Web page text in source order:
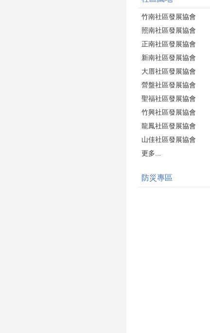
竹南社區發展協會
照南社區發展協會
正南社區發展協會
新南社區發展協會
大厝社區發展協會
營盤社區發展協會
聖福社區發展協會
竹興社區發展協會
龍鳳社區發展協會
山佳社區發展協會
更多...
防災專區